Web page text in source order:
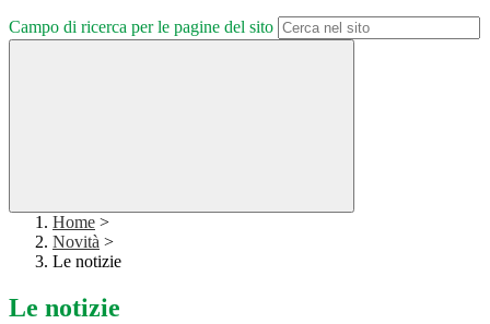
Campo di ricerca per le pagine del sito
Home >
Novità >
Le notizie
Le notizie